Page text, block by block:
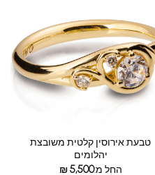
טבעת אירוסין קלטית משובצת
יהלומים
החל מ:
₪5,500